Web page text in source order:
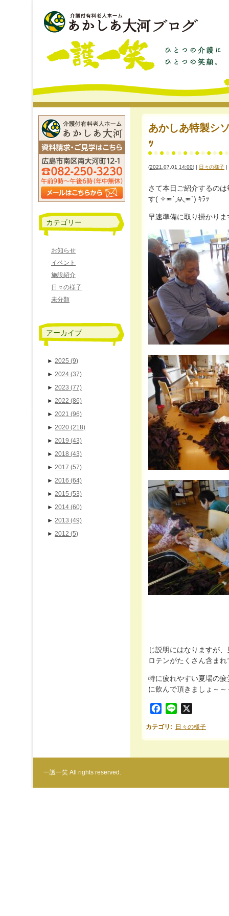
あかしあ特製シ
ｯ
(2021.07.01 14:00) | 日々の様子 |
さて本日ご紹介するの
す( ✧≖´◞౪◟≖`) ｷﾗｯ
早速準備に取り掛かり
じ説明にはなりますが
ロテンがたくさん含ま
特に疲れやすい夏場の
に飲んで頂きましょ～～
Facebook
Line
カテゴリ : 日々の様子
カテゴリー
お知らせ
イベント
施設紹介
日々の様子
未分類
アーカイブ
► 2025 (9)
► 2024 (37)
► 2023 (77)
► 2022 (86)
► 2021 (96)
► 2020 (218)
► 2019 (43)
► 2018 (43)
► 2017 (57)
► 2016 (64)
► 2015 (53)
► 2014 (60)
► 2013 (49)
► 2012 (5)
一護一笑 All rights reserved.